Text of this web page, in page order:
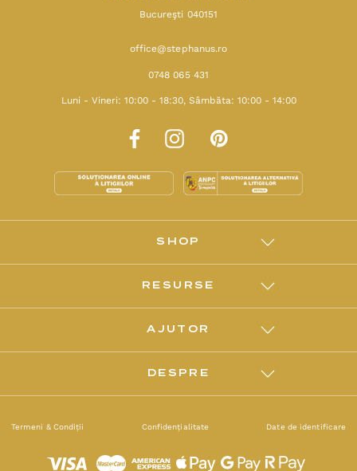
Bucureşti 040151
office@stephanus.ro
0748 065 431
Luni - Vineri: 10:00 - 18:30, Sâmbăta: 10:00 - 14:00
SHOP
RESURSE
AJUTOR
DESPRE
Termeni & Condiții Confidențialitate Date de identificare